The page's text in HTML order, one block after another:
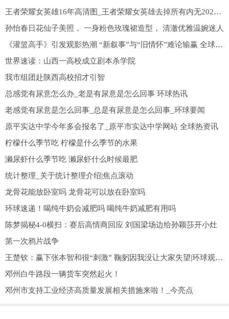
王者荣耀女英雄16年高清图_王者荣耀女英雄去掉所有内无2021无遮挡
孙怡春日花仙子美照， 一身粉色玫瑰裙造型， 清澈优雅温婉迷人
《灌篮高手》引发观影热潮 “新叙事”与“旧情怀”难论输赢 全球讯息
世界速读：山西一高校成立剧本杀学院
我市组团赴陕西高校招才引智
总感觉有尿意怎么办_老是有尿意是怎么回事 环球热讯
老感觉有尿意是怎么回事_总是有尿意是怎么回事_环球要闻
原平实达中学今年多会报名了_原平市实达中学网站 全球热资讯
柠檬什么季节吃 柠檬是什么季节的水果
濑尿虾什么季节吃 濑尿虾什么时候最肥
统计整理_关于统计整理介绍|焦点滚动
龙骨花能放卧室吗 龙骨花可以放在卧室吗
环球速递！喝纯牛奶会减肥吗 喝纯牛奶减肥有用吗
陈梦揭秘4-0横扫：赛后高情商回应 刘国梁场边给孙颖莎开小灶
第一次鸦片战争
王楚钦：赢下张本智和很“刺激” 鞠躬因我没让大家失望|环球观焦点
邓州白牛路段一辆货车突然起火！
邓州市支持工业经济高质量发展相关措施来啦！_今亮点